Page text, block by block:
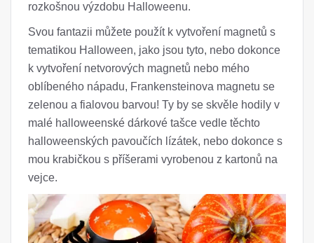
rozkošnou výzdobu Halloweenu.
Svou fantazii můžete použít k vytvoření magnetů s
tematikou Halloween, jako jsou tyto, nebo dokonce
k vytvoření netvorových magnetů nebo mého
oblíbeného nápadu, Frankensteinova magnetu se
zelenou a fialovou barvou! Ty by se skvěle hodily v
malé halloweenské dárkové tašce vedle těchto
halloweenských pavoučích lízátek, nebo dokonce s
mou krabičkou s příšerami vyrobenou z kartonů na
vejce.